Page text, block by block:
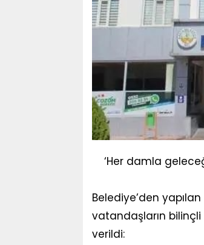
‘Her damla
Belediye’den
vatandaşların
verildi: